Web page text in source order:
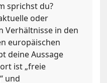
sprichst du?
oder
Verhältnisse in den
europäischen
deine Aussage
ist „freie
und